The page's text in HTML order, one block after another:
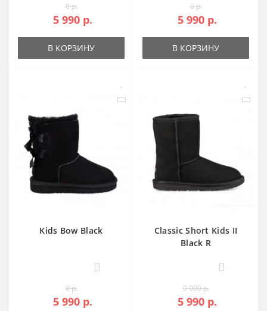
0 р.
5 990 р.
В КОРЗИНУ
0 р.
5 990 р.
В КОРЗИНУ
Kids Bow Black
0
0 р.
5 990 р.
Classic Short Kids II
Black R
0
9 000 р.
5 990 р.